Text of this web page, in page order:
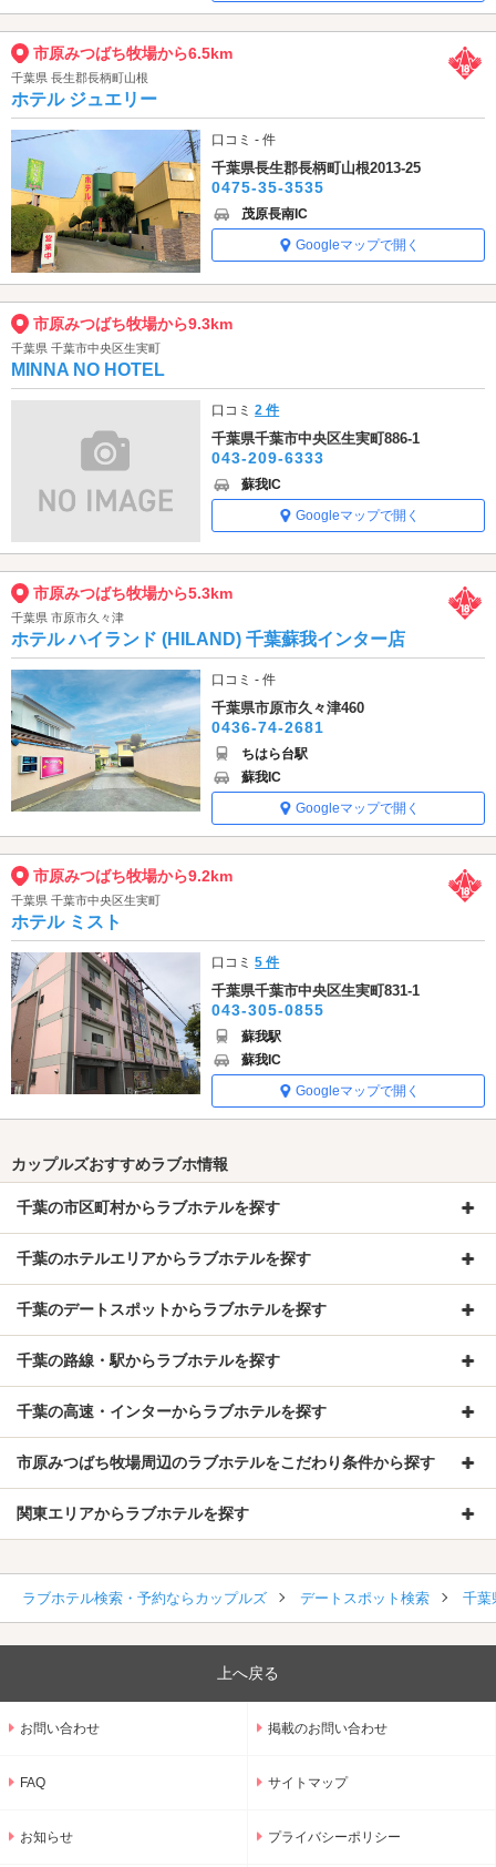
市原みつばち牧場から6.5km
千葉県 長生郡長柄町山根
ホテル ジュエリー
口コミ - 件
千葉県長生郡長柄町山根2013-25
0475-35-3535
茂原長南IC
Googleマップで開く
市原みつばち牧場から9.3km
千葉県 千葉市中央区生実町
MINNA NO HOTEL
口コミ2 件
千葉県千葉市中央区生実町886-1
043-209-6333
蘇我IC
Googleマップで開く
市原みつばち牧場から5.3km
千葉県 市原市久々津
ホテル ハイランド (HILAND) 千葉蘇我インター店
口コミ - 件
千葉県市原市久々津460
0436-74-2681
ちはら台駅
蘇我IC
Googleマップで開く
市原みつばち牧場から9.2km
千葉県 千葉市中央区生実町
ホテル ミスト
口コミ5 件
千葉県千葉市中央区生実町831-1
043-305-0855
蘇我駅
蘇我IC
Googleマップで開く
カップルズおすすめラブホ情報
千葉の市区町村からラブホテルを探す
千葉のホテルエリアからラブホテルを探す
千葉のデートスポットからラブホテルを探す
千葉の路線・駅からラブホテルを探す
千葉の高速・インターからラブホテルを探す
市原みつばち牧場周辺のラブホテルをこだわり条件から探す
関東エリアからラブホテルを探す
ラブホテル検索・予約ならカップルズ デートスポット検索 千葉
上へ戻る
お問い合わせ 掲載のお問い合わせ
FAQ サイトマップ
お知らせ プライバシーポリシー